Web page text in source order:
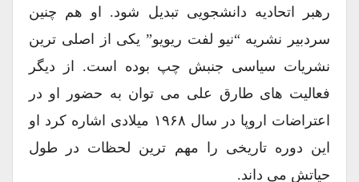
رهبر اتحادیه دانشجویی تبدیل شود. او هم چنین
سردبیر نشریه “نیو لفت ریویو” یکی از اصلی ترین
نشریات سیاسی جنبش چپ بوده است. از دیگر
فعالیت های طارق علی می توان به حضور او در
اعتراضات اروپا در سال ۱۹۶۸ میلادی اشاره کرد او
این دوره تاریخی را مهم ترین لحظات در طول
حیاتش می داند.